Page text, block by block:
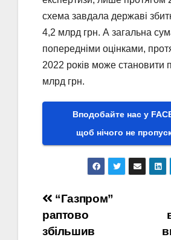
схема завдала державі
4,2 млрд грн. А загальна
попередніми оцінками,
2022 років може становити
млрд грн.
Вподобайте нас у
щоб нічого не
Навігація
записів
“Газпром”
раптово
збільшив